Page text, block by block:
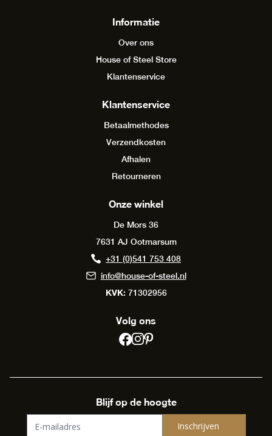
Informatie
Over ons
House of Steel Store
Klantenservice
Klantenservice
Betaalmethodes
Verzendkosten
Afhalen
Retourneren
Onze winkel
De Mors 36
7631 AJ Ootmarsum
+31 (0)541 753 408
info@house-of-steel.nl
KVK: 71302956
Volg ons
Blijf op de hoogte
Inschrijven